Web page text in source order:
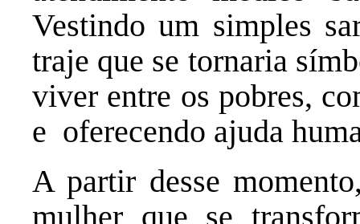
Vestindo um simples
traje que se tornaria
viver entre os pobres,
e oferecendo ajuda
A partir desse
mulher que se